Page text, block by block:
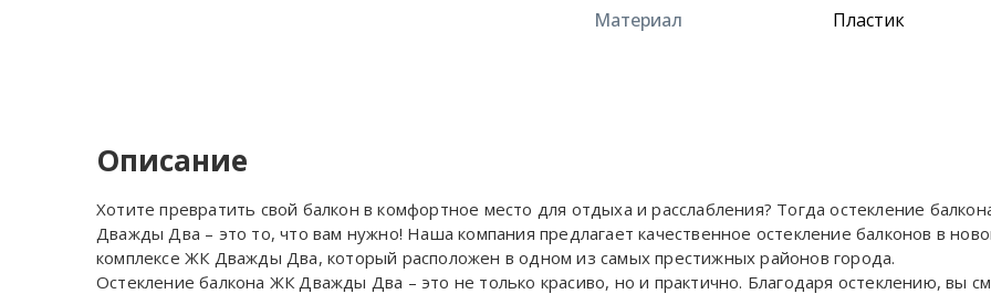
Материал Пластик
Описание
Хотите превратить свой балкон в комфортное место для отдыха и расслабления? Тогда остекление
Дважды Два – это то, что вам нужно! Наша компания предлагает качественное остекление балконов в
комплексе ЖК Дважды Два, который расположен в одном из самых престижных районов города.
Остекление балкона ЖК Дважды Два – это не только красиво, но и практично. Благодаря остеклению, вы